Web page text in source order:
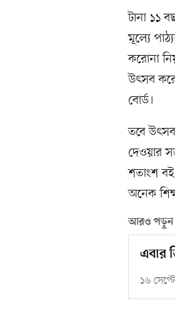
টানা ১১
মূল্যে
করোনা
উৎসব করে
বোর্ড।
তবে
দেওয়ার
শতাংশ
অনেক
আরও পড়ুন
এবার
১৬